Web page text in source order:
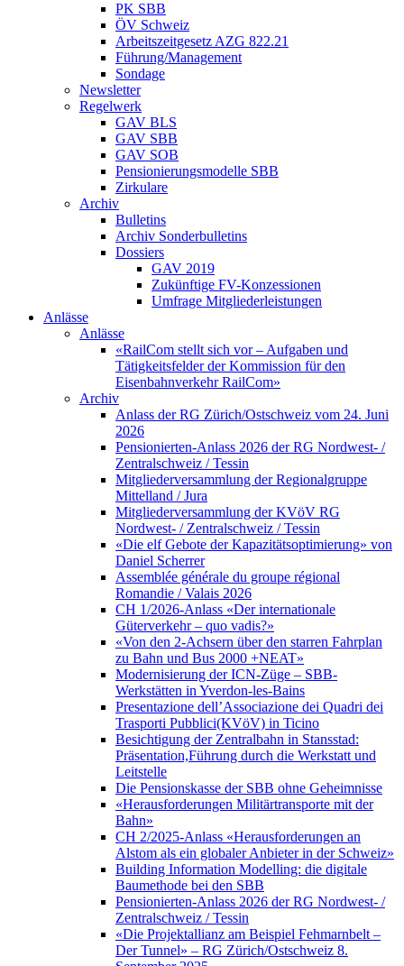
PK SBB
ÖV Schweiz
Arbeitszeitgesetz AZG 822.21
Führung/Management
Sondage
Newsletter
Regelwerk
GAV BLS
GAV SBB
GAV SOB
Pensionierungsmodelle SBB
Zirkulare
Archiv
Bulletins
Archiv Sonderbulletins
Dossiers
GAV 2019
Zukünftige FV-Konzessionen
Umfrage Mitgliederleistungen
Anlässe
Anlässe
«RailCom stellt sich vor – Aufgaben und
Tätigkeitsfelder der Kommission für den
Eisenbahnverkehr RailCom»
Archiv
Anlass der RG Zürich/Ostschweiz vom 24. Juni
2026
Pensionierten-Anlass 2026 der RG Nordwest- /
Zentralschweiz / Tessin
Mitgliederversammlung der Regionalgruppe
Mittelland / Jura
Mitgliederversammlung der KVöV RG
Nordwest- / Zentralschweiz / Tessin
«Die elf Gebote der Kapazitätsoptimierung» von
Daniel Scherrer
Assemblée générale du groupe régional
Romandie / Valais 2026
CH 1/2026-Anlass «Der internationale
Güterverkehr – quo vadis?»
«Von den 2-Achsern über den starren Fahrplan
zu Bahn und Bus 2000 +NEAT»
Modernisierung der ICN-Züge – SBB-
Werkstätten in Yverdon-les-Bains
Presentazione dell’Associazione dei Quadri dei
Trasporti Pubblici(KVöV) in Ticino
Besichtigung der Zentralbahn in Stansstad:
Präsentation,Führung durch die Werkstatt und
Leitstelle
Die Pensionskasse der SBB ohne Geheimnisse
«Herausforderungen Militärtransporte mit der
Bahn»
CH 2/2025-Anlass «Herausforderungen an
Alstom als ein globaler Anbieter in der Schweiz»
Building Information Modelling: die digitale
Baumethode bei den SBB
Pensionierten-Anlass 2026 der RG Nordwest- /
Zentralschweiz / Tessin
«Die Projektallianz am Beispiel Fehmarnbelt –
Der Tunnel» – RG Zürich/Ostschweiz 8.